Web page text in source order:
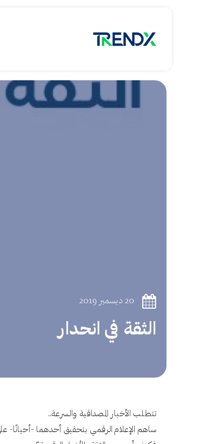
20 ديسمبر 2019
الثقة في انحدار
تتطلب الأخبار المصداقية والسرعة..
ساهم الإعلام الرقمي بتحقيق أحدهما -أحيانًا-